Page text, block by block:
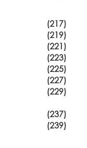
(217)
(219)
(221)
(223)
(225)
(227)
(229)
(237)
(239)